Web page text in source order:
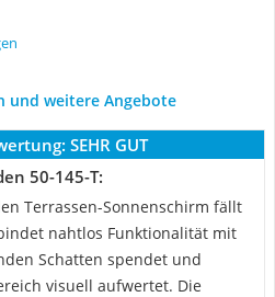
und weitere Angebote
SEHR GUT
‎50-145-T:
Terrassen-Sonnenschirm fällt
nahtlos Funktionalität mit
Schatten spendet und
visuell aufwertet. Die